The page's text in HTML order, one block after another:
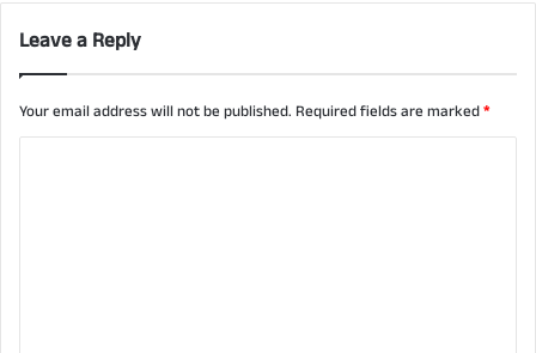
Leave a Reply
Your email address will not be published. Required fields are marked*